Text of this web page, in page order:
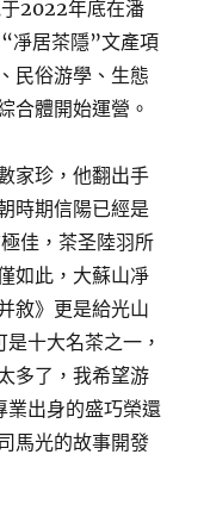
2022年底在潘
凈居茶隱”文產項
民俗游學、生態
合體開始運營。
家珍，他翻出手
時期信陽已經是
佳，茶圣陸羽所
如此，大蘇山凈
敘》更是給光山
十大名茶之一，
多了，我希望游
業出身的盛巧榮還
馬光的故事開發